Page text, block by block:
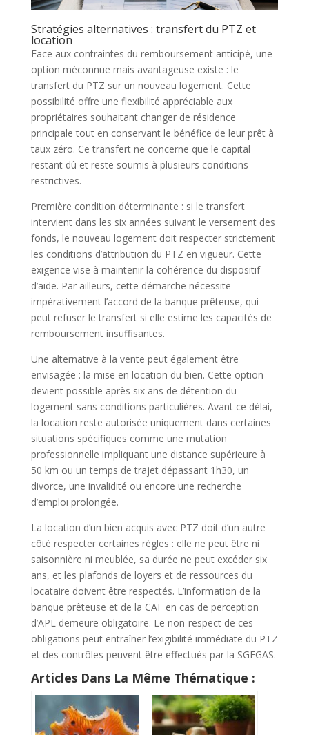
Stratégies alternatives : transfert du PTZ et
location
Face aux contraintes du remboursement anticipé, une
option méconnue mais avantageuse existe : le
transfert du PTZ sur un nouveau logement. Cette
possibilité offre une flexibilité appréciable aux
propriétaires souhaitant changer de résidence
principale tout en conservant le bénéfice de leur prêt à
taux zéro. Ce transfert ne concerne que le capital
restant dû et reste soumis à plusieurs conditions
restrictives.
Première condition déterminante : si le transfert
intervient dans les six années suivant le versement des
fonds, le nouveau logement doit respecter strictement
les conditions d’attribution du PTZ en vigueur. Cette
exigence vise à maintenir la cohérence du dispositif
d’aide. Par ailleurs, cette démarche nécessite
impérativement l’accord de la banque prêteuse, qui
peut refuser le transfert si elle estime les capacités de
remboursement insuffisantes.
Une alternative à la vente peut également être
envisagée : la mise en location du bien. Cette option
devient possible après six ans de détention du
logement sans conditions particulières. Avant ce délai,
la location reste autorisée uniquement dans certaines
situations spécifiques comme une mutation
professionnelle impliquant une distance supérieure à
50 km ou un temps de trajet dépassant 1h30, un
divorce, une invalidité ou encore une recherche
d’emploi prolongée.
La location d’un bien acquis avec PTZ doit d’un autre
côté respecter certaines règles : elle ne peut être ni
saisonnière ni meublée, sa durée ne peut excéder six
ans, et les plafonds de loyers et de ressources du
locataire doivent être respectés. L’information de la
banque prêteuse et de la CAF en cas de perception
d’APL demeure obligatoire. Le non-respect de ces
obligations peut entraîner l’exigibilité immédiate du PTZ
et des contrôles peuvent être effectués par la SGFGAS.
Articles Dans La Même Thématique :